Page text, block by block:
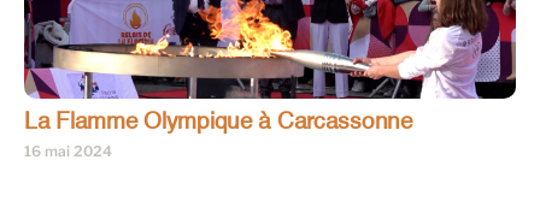
La Flamme Olympique à Carcassonne
16 mai 2024